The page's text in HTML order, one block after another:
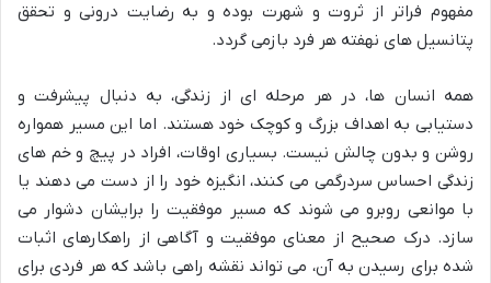
مفهوم فراتر از ثروت و شهرت بوده و به رضایت درونی و تحقق
پتانسیل های نهفته هر فرد بازمی گردد.
همه انسان ها، در هر مرحله ای از زندگی، به دنبال پیشرفت و
دستیابی به اهداف بزرگ و کوچک خود هستند. اما این مسیر همواره
روشن و بدون چالش نیست. بسیاری اوقات، افراد در پیچ و خم های
زندگی احساس سردرگمی می کنند، انگیزه خود را از دست می دهند یا
با موانعی روبرو می شوند که مسیر موفقیت را برایشان دشوار می
سازد. درک صحیح از معنای موفقیت و آگاهی از راهکارهای اثبات
شده برای رسیدن به آن، می تواند نقشه راهی باشد که هر فردی برای